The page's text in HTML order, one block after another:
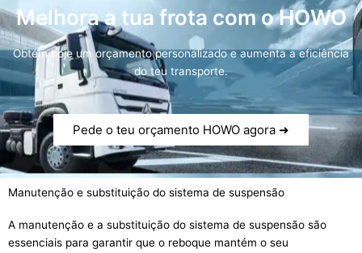
Melhora a tua frota com o HOWO
Obtém hoje um orçamento personalizado e aumenta a eficiência
do teu transporte.
Pede o teu orçamento HOWO agora ➜
Manutenção e substituição do sistema de suspensão
A manutenção e a substituição do sistema de suspensão são
essenciais para garantir que o reboque mantém o seu